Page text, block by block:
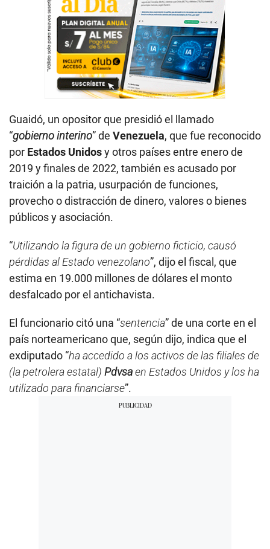
Guaidó, un opositor que presidió el llamado
“gobierno interino” de Venezuela, que fue reconocido
por Estados Unidosy otros países entre enero de
2019 y finales de 2022, también es acusado por
traición a la patria, usurpación de funciones,
provecho o distracción de dinero, valores o bienes
públicos y asociación.
“Utilizando la figura de un gobierno ficticio, causó
pérdidas al Estado venezolano”, dijo el fiscal, que
estima en 19.000 millones de dólares el monto
desfalcado por el antichavista.
El funcionario citó una “sentencia” de una corte en el
país norteamericano que, según dijo, indica que el
exdiputado “ha accedido a los activos de las filiales de
(la petrolera estatal) Pdvsaen Estados Unidos y los ha
utilizado para financiarse”.